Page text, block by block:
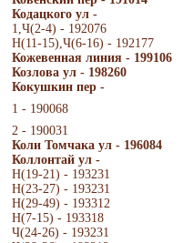
Кодацкого ул -
1,Ч(2-4) - 192076
Н(11-15),Ч(6-16) - 192177
Кожевенная линия - 199106
Козлова ул - 198260
Кокушкин пер -
1 - 190068
2 - 190031
Коли Томчака ул - 196084
Коллонтай ул -
Н(19-21) - 193231
Н(23-27) - 193231
Н(29-49) - 193312
Н(7-15) - 193318
Ч(24-26) - 193231